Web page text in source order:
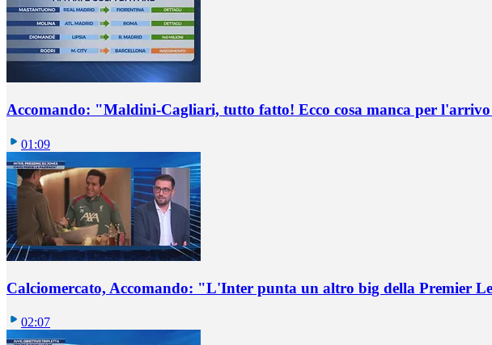
Accomando: "Maldini-Cagliari, tutto fatto! Ecco cosa manca per
01:09
Calciomercato, Accomando: "L'Inter punta un altro big della Premier
02:07